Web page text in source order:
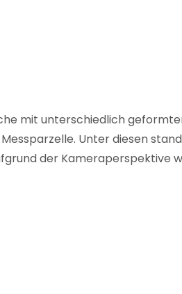
mit unterschiedlich
Unter diesen
der Kameraperspektive